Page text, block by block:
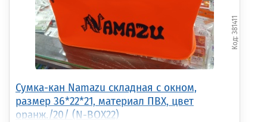
Сумка-кан Namazu складная с окном,
размер 36*22*21, материал ПВХ, цвет
оранж./20/ (N-BOX22)
381411